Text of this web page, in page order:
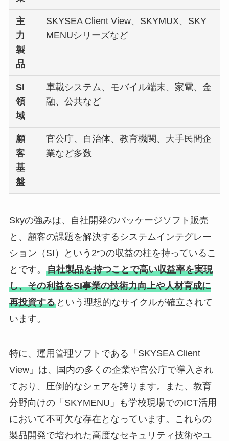
主
力
製
品
SKYSEA Client View、SKYMUX、SKY
MENUシリーズなど
SI
領
域
車載システム、モバイル端末、家電、金
融、公共など
顧
客
基
盤
官公庁、自治体、教育機関、大手民間企
業など多数
Skyの強みは、自社開発のパッケージソフト販売
と、顧客の課題を解決するシステムインテグレー
ション（SI）という2つの収益の柱を持っているこ
とです。 自社製品を持つことで高い収益率を実現
し、その利益をSI事業の技術力向上や人材育成に
再投資するという理想的なサイクルが確立されて
います。
特に、運用管理ソフトである「SKYSEA Client
View」は、国内の多くの企業や官公庁で導入され
ており、圧倒的なシェアを誇ります。また、教育
分野向けの「SKYMENU」も学校現場でのICT活用
において不可欠な存在となっています。これらの
製品開発で培われた高度なセキュリティ技術やユ